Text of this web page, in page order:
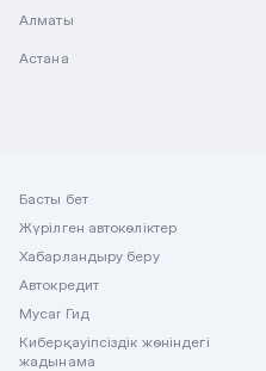
Алматы
Астана
Басты бет
Жүрілген автокөліктер
Хабарландыру беру
Автокредит
Mycar Гид
Киберқауіпсіздік жөніндегі
жадынама